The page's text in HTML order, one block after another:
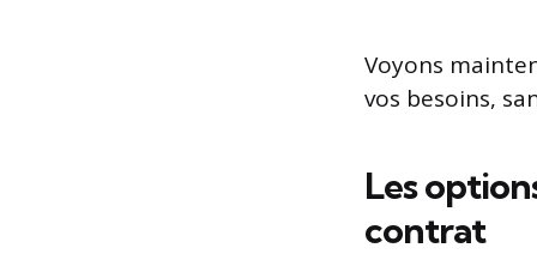
Voyons
vos besoins,
Les
contrat